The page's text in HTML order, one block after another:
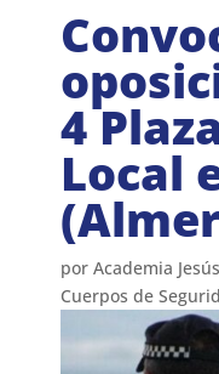
4
Local
porAcademia
Cuerpos de